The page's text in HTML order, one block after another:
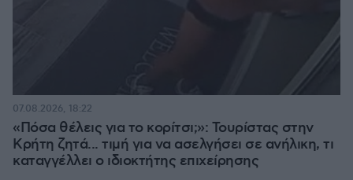
«Πόσα θέλεις για το κορίτσι;»: Τουρίστας στην
Κρήτη ζητά... τιμή για να ασελγήσει σε ανήλικη, τι
καταγγέλλει ο ιδιοκτήτης επιχείρησης
07.08.2026, 18:22